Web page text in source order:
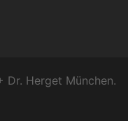
Herget München.